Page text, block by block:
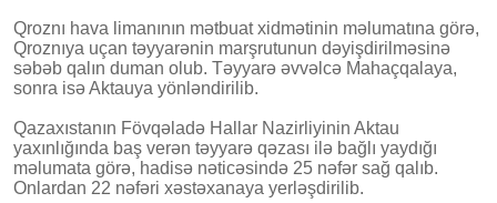
Qroznı hava limanının mətbuat xidmətinin məlumatına görə,
Qroznıya uçan təyyarənin marşrutunun dəyişdirilməsinə
səbəb qalın duman olub. Təyyarə əvvəlcə Mahaçqalaya,
sonra isə Aktauya yönləndirilib.
Qazaxıstanın Fövqəladə Hallar Nazirliyinin Aktau
yaxınlığında baş verən təyyarə qəzası ilə bağlı yaydığı
məlumata görə, hadisə nəticəsində 25 nəfər sağ qalıb.
Onlardan 22 nəfəri xəstəxanaya yerləşdirilib.